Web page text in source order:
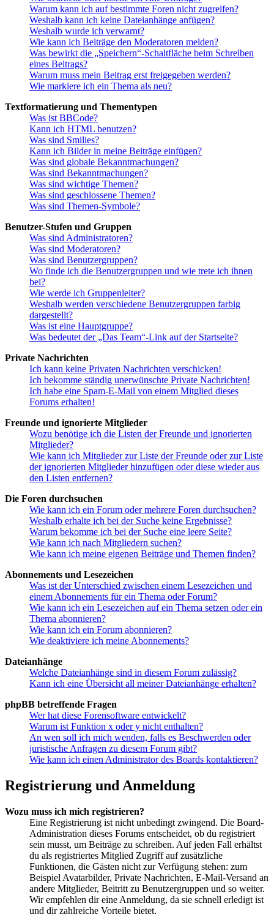
Warum kann ich auf bestimmte Foren nicht zugreifen?
Weshalb kann ich keine Dateianhänge anfügen?
Weshalb wurde ich verwarnt?
Wie kann ich Beiträge den Moderatoren melden?
Was bewirkt die „Speichern“-Schaltfläche beim Schreiben
eines Beitrags?
Warum muss mein Beitrag erst freigegeben werden?
Wie markiere ich ein Thema als neu?
Textformatierung und Thementypen
Was ist BBCode?
Kann ich HTML benutzen?
Was sind Smilies?
Kann ich Bilder in meine Beiträge einfügen?
Was sind globale Bekanntmachungen?
Was sind Bekanntmachungen?
Was sind wichtige Themen?
Was sind geschlossene Themen?
Was sind Themen-Symbole?
Benutzer-Stufen und Gruppen
Was sind Administratoren?
Was sind Moderatoren?
Was sind Benutzergruppen?
Wo finde ich die Benutzergruppen und wie trete ich ihnen
bei?
Wie werde ich Gruppenleiter?
Weshalb werden verschiedene Benutzergruppen farbig
dargestellt?
Was ist eine Hauptgruppe?
Was bedeutet der „Das Team“-Link auf der Startseite?
Private Nachrichten
Ich kann keine Privaten Nachrichten verschicken!
Ich bekomme ständig unerwünschte Private Nachrichten!
Ich habe eine Spam-E-Mail von einem Mitglied dieses
Forums erhalten!
Freunde und ignorierte Mitglieder
Wozu benötige ich die Listen der Freunde und ignorierten
Mitglieder?
Wie kann ich Mitglieder zur Liste der Freunde oder zur Liste
der ignorierten Mitglieder hinzufügen oder diese wieder aus
den Listen entfernen?
Die Foren durchsuchen
Wie kann ich ein Forum oder mehrere Foren durchsuchen?
Weshalb erhalte ich bei der Suche keine Ergebnisse?
Warum bekomme ich bei der Suche eine leere Seite?
Wie kann ich nach Mitgliedern suchen?
Wie kann ich meine eigenen Beiträge und Themen finden?
Abonnements und Lesezeichen
Was ist der Unterschied zwischen einem Lesezeichen und
einem Abonnements für ein Thema oder Forum?
Wie kann ich ein Lesezeichen auf ein Thema setzen oder ein
Thema abonnieren?
Wie kann ich ein Forum abonnieren?
Wie deaktiviere ich meine Abonnements?
Dateianhänge
Welche Dateianhänge sind in diesem Forum zulässig?
Kann ich eine Übersicht all meiner Dateianhänge erhalten?
phpBB betreffende Fragen
Wer hat diese Forensoftware entwickelt?
Warum ist Funktion x oder y nicht enthalten?
An wen soll ich mich wenden, falls es Beschwerden oder
juristische Anfragen zu diesem Forum gibt?
Wie kann ich einen Administrator des Boards kontaktieren?
Registrierung und Anmeldung
Wozu muss ich mich registrieren?
Eine Registrierung ist nicht unbedingt zwingend. Die Board-
Administration dieses Forums entscheidet, ob du registriert
sein musst, um Beiträge zu schreiben. Auf jeden Fall erhältst
du als registriertes Mitglied Zugriff auf zusätzliche
Funktionen, die Gästen nicht zur Verfügung stehen: zum
Beispiel Avatarbilder, Private Nachrichten, E-Mail-Versand an
andere Mitglieder, Beitritt zu Benutzergruppen und so weiter.
Wir empfehlen dir eine Anmeldung, da sie schnell erledigt ist
und dir zahlreiche Vorteile bietet.